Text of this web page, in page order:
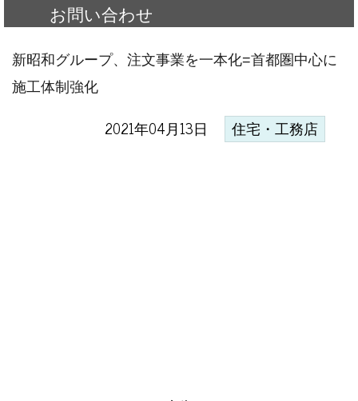
お問い合わせ
新昭和グループ、注文事業を一本化=首都圏中心に
施工体制強化
2021年04月13日 住宅・工務店